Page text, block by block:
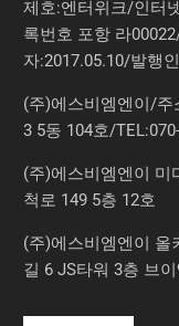
제호:엔터위크/인터
록번호 포항 라
자:2017.05.10/발행
(주)에스비엠엔이/주
3 5동 104호/
(주)에스비엠엔이 미
척로 149 5층 12호
(주)에스비엠엔이 올
길 6 JS타워 3층 브